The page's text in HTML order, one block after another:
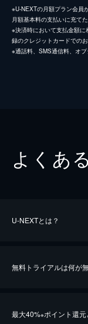
※U-NEXTの月額プラン会員
月額基本料の支払いに充てた
※決済時において支払金額
録のクレジットカードでのお
※通話料、SMS通信料、オ
よくあ
U-NEXTとは？
無料トライアルは何が
最大40%※ポイント還元